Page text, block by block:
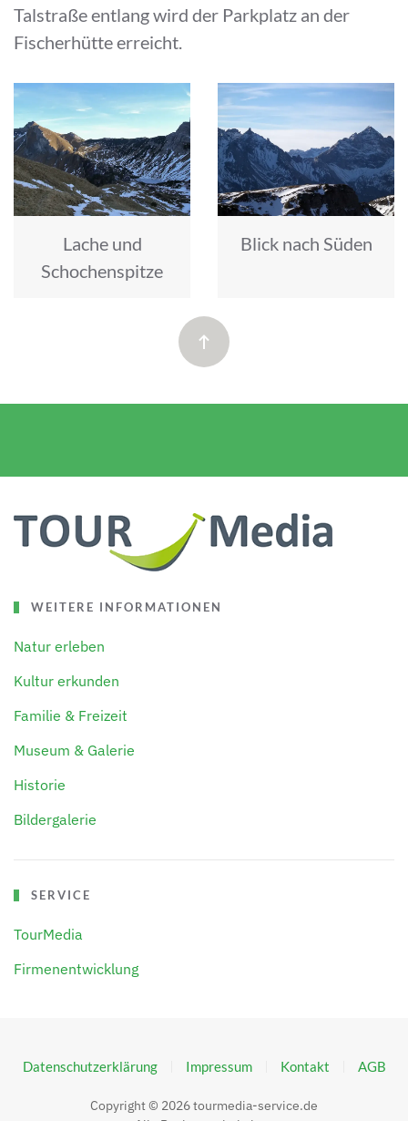
Talstraße entlang wird der Parkplatz an der
Fischerhütte erreicht.
Lache und
Schochenspitze
Blick nach Süden
WEITERE INFORMATIONEN
Natur erleben
Kultur erkunden
Familie & Freizeit
Museum & Galerie
Historie
Bildergalerie
SERVICE
TourMedia
Firmenentwicklung
Datenschutzerklärung Impressum Kontakt AGB
Copyright © 2026tourmedia-service.de